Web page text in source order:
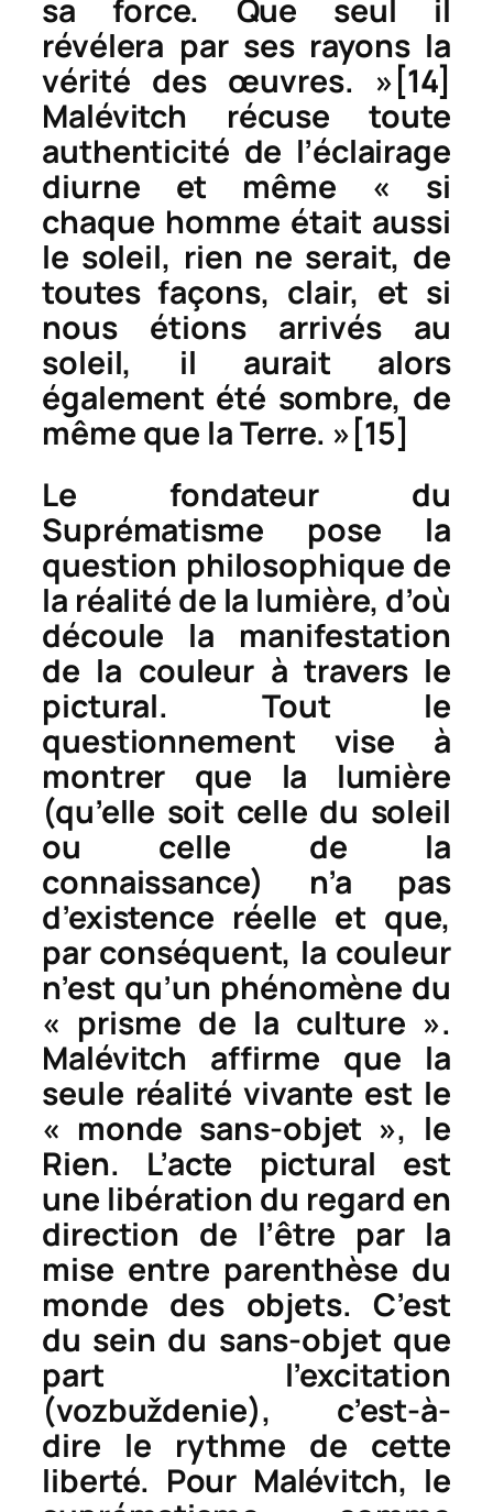
sa force. Que seul il
révélera par ses rayons la
vérité des œuvres. » [14]
Malévitch récuse toute
authenticité de l’éclairage
diurne et même « si
chaque homme était aussi
le soleil, rien ne serait, de
toutes façons, clair, et si
nous étions arrivés au
soleil, il aurait alors
également été sombre, de
même que la Terre. » [15]
Le fondateur du
Suprématisme pose la
question philosophique de
la réalité de la lumière, d’où
découle la manifestation
de la couleur à travers le
pictural. Tout le
questionnement vise à
montrer que la lumière
(qu’elle soit celle du soleil
ou celle de la
connaissance) n’a pas
d’existence réelle et que,
par conséquent, la couleur
n’est qu’un phénomène du
« prisme de la culture ».
Malévitch affirme que la
seule réalité vivante est le
« monde sans-objet », le
Rien. L’acte pictural est
une libération du regard en
direction de l’être par la
mise entre parenthèse du
monde des objets. C’est
du sein du sans-objet que
part l’excitation
(vozbuždenie), c’est-à-
dire le rythme de cette
liberté. Pour Malévitch, le